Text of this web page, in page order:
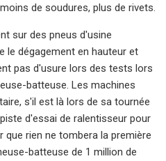
de soudures, plus de rivets.
sur des pneus d'usine
le dégagement en hauteur et
pas d'usure lors des tests lors
batteuse. Les machines
s'il est là lors de sa tournée
d'essai de ralentisseur pour
rien ne tombera la première
batteuse de 1 million de